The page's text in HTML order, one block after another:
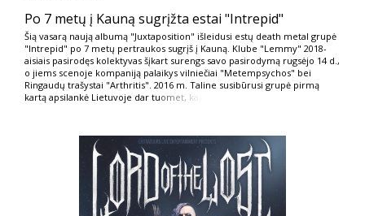
Po 7 metų į Kauną sugrįžta estai "Intrepid"
Šią vasarą naują albumą "Juxtaposition" išleidusi estų death metal grupė
"Intrepid" po 7 metų pertraukos sugrįš į Kauną. Klube "Lemmy" 2018-
aisiais pasirodęs kolektyvas šįkart surengs savo pasirodymą rugsėjo 14 d.,
o jiems scenoje kompaniją palaikys vilniečiai "Metempsychos" bei
Ringaudų trašystai "Arthritis". 2016 m. Taline susibūrusi grupė pirmą
kartą apsilankė Lietuvoje dar tuomet, kai